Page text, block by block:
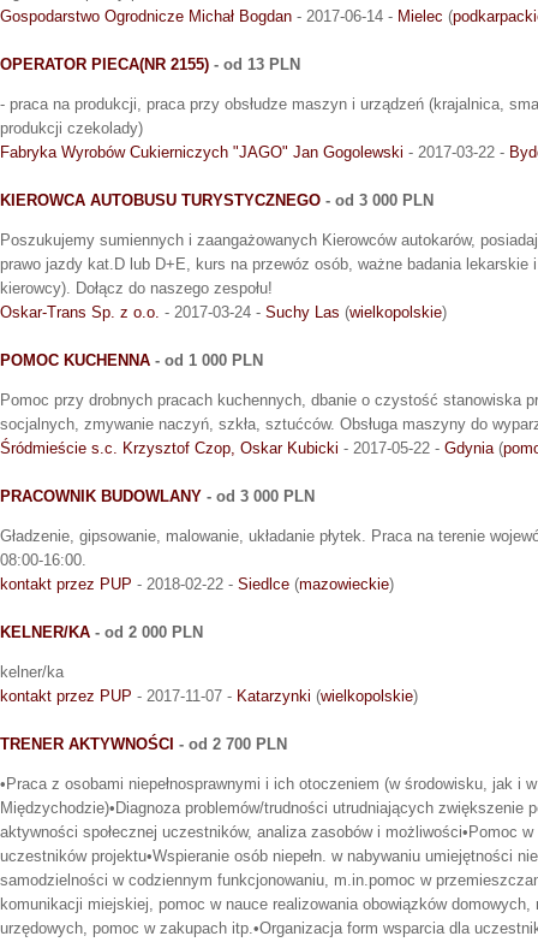
Gospodarstwo Ogrodnicze Michał Bogdan - 2017-06-14 - Mielec (
OPERATOR PIECA(NR 2155) - od 13 PLN
- praca na produkcji, praca przy obsłudze maszyn i urządzeń (krajalnica,
produkcji czekolady)
Fabryka Wyrobów Cukierniczych "JAGO" Jan Gogolewski - 2017-03-22 -
KIEROWCA AUTOBUSU TURYSTYCZNEGO - od 3 000 PLN
Poszukujemy sumiennych i zaangażowanych Kierowców autokarów,
prawo jazdy kat.D lub D+E, kurs na przewóz osób, ważne badania lekarskie
kierowcy). Dołącz do naszego zespołu!
Oskar-Trans Sp. z o.o. - 2017-03-24 - Suchy Las (wielkopolskie)
POMOC KUCHENNA - od 1 000 PLN
Pomoc przy drobnych pracach kuchennych, dbanie o czystość stanowiska
socjalnych, zmywanie naczyń, szkła, sztućców. Obsługa maszyny do
Śródmieście s.c. Krzysztof Czop, Oskar Kubicki - 2017-05-22 - Gdynia(
PRACOWNIK BUDOWLANY - od 3 000 PLN
Gładzenie, gipsowanie, malowanie, układanie płytek. Praca na terenie
08:00-16:00.
kontakt przez PUP - 2018-02-22 - Siedlce (mazowieckie)
KELNER/KA - od 2 000 PLN
kelner/ka
kontakt przez PUP - 2017-11-07 - Katarzynki (wielkopolskie)
TRENER AKTYWNOŚCI - od 2 700 PLN
•Praca z osobami niepełnosprawnymi i ich otoczeniem (w środowisku, jak i
Międzychodzie)•Diagnoza problemów/trudności utrudniających zwiększenie
aktywności społecznej uczestników, analiza zasobów i możliwości•Pomoc
uczestników projektu•Wspieranie osób niepełn. w nabywaniu umiejętności
samodzielności w codziennym funkcjonowaniu, m.in.pomoc w
komunikacji miejskiej, pomoc w nauce realizowania obowiązków domowych,
urzędowych, pomoc w zakupach itp.•Organizacja form wsparcia dla